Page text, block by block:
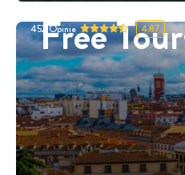
Free
452 Opinie 4.87